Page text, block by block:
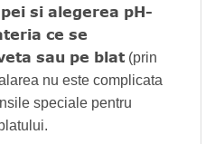
si alegerea pH-
ce se
sau pe blat (prin
nu este complicata
speciale pentru